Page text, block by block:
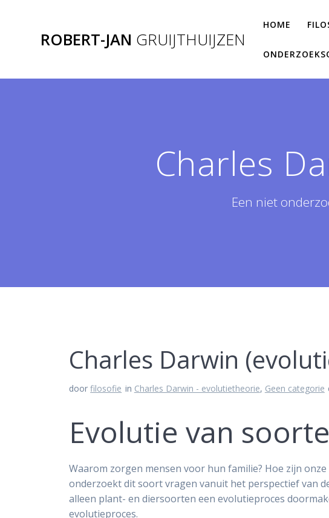
ROBERT-JAN GRUIJTHUIJZEN
HOME
Charles
Een niet
Charles Darwin
doorfilosofie in Charles Darwin - evolutietheorie, Geen categorie
Evolutie van
Waarom zorgen mensen voor hun familie? Hoe zijn
onderzoekt dit soort vragen vanuit het perspectief van
alleen plant- en diersoorten een evolutieproces
evolutieproces.